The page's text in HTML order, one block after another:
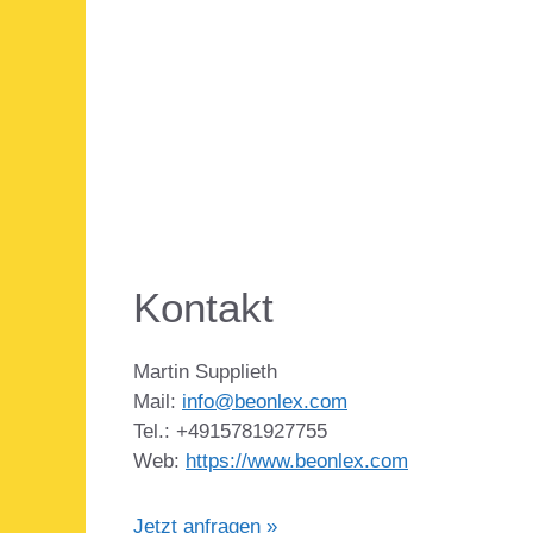
Kontakt
Martin Supplieth
Mail: info@beonlex.com
Tel.: +4915781927755
Web: https://www.beonlex.com
Jetzt anfragen »